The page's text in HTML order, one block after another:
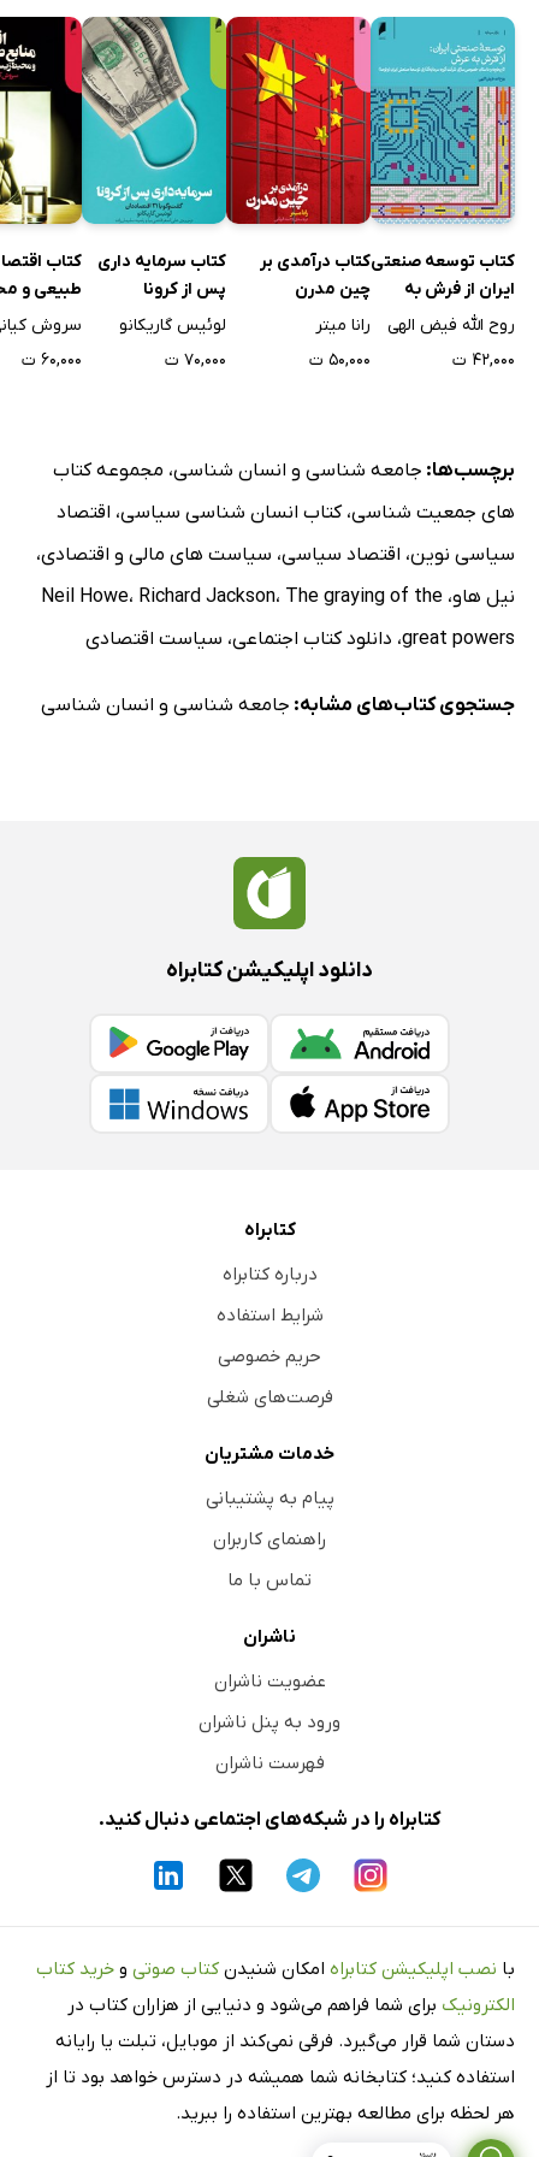
کتاب توسعه صنعتی
ایران از فرش به
عرش
روح الله فیض الهی
۴۲,۰۰۰ ت
کتاب درآمدی بر
چین مدرن
رانا میتر
۵۰,۰۰۰ ت
کتاب سرمایه داری
پس از کرونا
لوئیس گاریکانو
۷۰,۰۰۰ ت
کتاب
طبیعی و
زیست در
۶۰,۰۰۰ ت
برچسب‌ها: جامعه شناسی و انسان شناسی، مجموعه کتاب
های جمعیت شناسی،کتاب انسان شناسی سیاسی، اقتصاد
سیاسی نوین، اقتصاد سیاسی، سیاست های مالی و اقتصادی،
نیل هاو، Neil Howe، Richard Jackson، The graying of the
great powers، دانلود کتاب اجتماعی، سیاست اقتصادی
جستجوی کتاب‌های مشابه: جامعه شناسی و انسان شناسی
دانلود اپلیکیشن کتابراه
کتابراه
درباره کتابراه
شرایط استفاده
حریم خصوصی
فرصت‌های شغلی
خدمات مشتریان
پیام به پشتیبانی
راهنمای کاربران
تماس با ما
ناشران
عضویت ناشران
ورود به پنل ناشران
فهرست ناشران
کتابراه را در شبکه‌های اجتماعی دنبال کنید.
با نصب اپلیکیشن کتابراه امکان شنیدن کتاب صوتی و خرید کتاب
الکترونیک برای شما فراهم می‌شود و دنیایی از هزاران کتاب در
دستان شما قرار می‌گیرد. فرقی نمی‌کند از موبایل، تبلت یا رایانه
استفاده کنید؛ کتابخانه شما همیشه در دسترس خواهد بود تا از
هر لحظه برای مطالعه بهترین استفاده را ببرید.